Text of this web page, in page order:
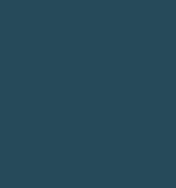
scrollen